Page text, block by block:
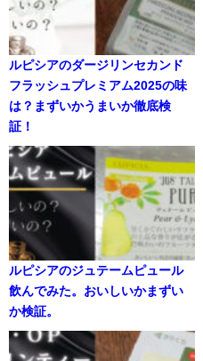
ルピシアのダージリンセカンド
フラッシュプレミアム2025の味
は？まずいかうまいか徹底検
証！
ルピシアのジュテームピュール
飲んでみた。おいしいかまずい
か検証。